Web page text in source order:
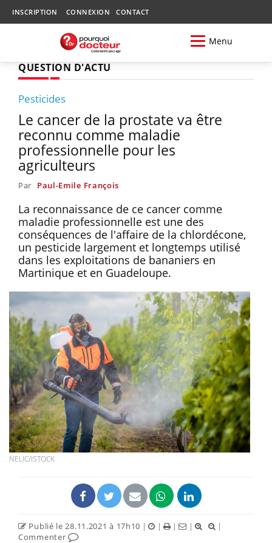
INSCRIPTION CONNEXION CONTACT
Menu
QUESTION D'ACTU
Pesticides
Le cancer de la prostate va être
reconnu comme maladie
professionnelle pour les
agriculteurs
Par Paul-Emile François
La reconnaissance de ce cancer comme
maladie professionnelle est une des
conséquences de l'affaire de la chlordécone,
un pesticide largement et longtemps utilisé
dans les exploitations de bananiers en
Martinique et en Guadeloupe.
NELIC/ISTOCK
Publié le 28.11.2021 à 17h10 | | | |
|
Commenter